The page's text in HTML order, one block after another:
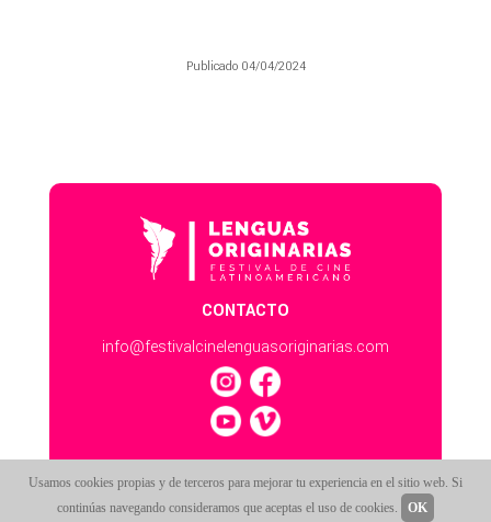
Publicado 04/04/2024
CONTACTO
info@festivalcinelenguasoriginarias.com
ESTE SITIO FUNCIONA CON SALA247
Usamos cookies propias y de terceros para mejorar tu experiencia en el sitio web. Si
continúas navegando consideramos que aceptas el uso de cookies.
OK